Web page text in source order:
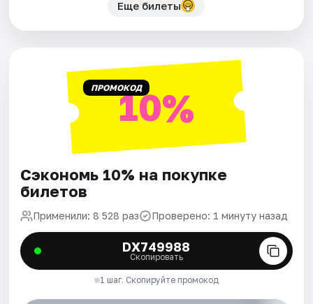
Еще билеты
ПРОМОКОД10%
Сэкономь 10% на покупке
билетов
Применили: 8 528 раз Проверено: 1 минуту назад
DX749988
Скопировать
1 шаг. Скопируйте промокод